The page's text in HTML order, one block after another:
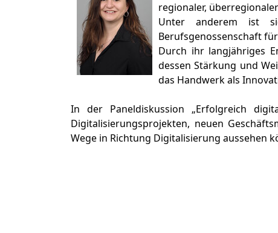
regionaler,
Unter anderem ist
Berufsgenossenschaft
Durch ihr langjähriges
dessen Stärkung und
das Handwerk als
In der Paneldiskussion „Erfolgreich
Digitalisierungsprojekten, neuen
Wege in Richtung Digitalisierung aussehen